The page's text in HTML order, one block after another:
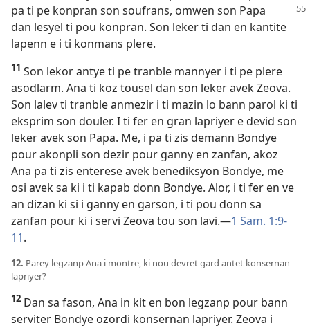
pa ti pe konpran son soufrans, omwen son Papa
dan lesyel ti pou konpran. Son leker ti dan en kantite
lapenn e i ti konmans plere.
11 Son lekor antye ti pe tranble mannyer i ti pe plere
asodlarm. Ana ti koz tousel dan son leker avek Zeova.
Son lalev ti tranble anmezir i ti mazin lo bann parol ki ti
eksprim son douler. I ti fer en gran lapriyer e devid son
leker avek son Papa. Me, i pa ti zis demann Bondye
pour akonpli son dezir pour ganny en zanfan, akoz
Ana pa ti zis enterese avek benediksyon Bondye, me
osi avek sa ki i ti kapab donn Bondye. Alor, i ti fer en ve
an dizan ki si i ganny en garson, i ti pou donn sa
zanfan pour ki i servi Zeova tou son lavi.​—1 Sam. 1:9-
11.
12. Parey legzanp Ana i montre, ki nou devret gard antet konsernan
lapriyer?
12 Dan sa fason, Ana in kit en bon legzanp pour bann
serviter Bondye ozordi konsernan lapriyer. Zeova i